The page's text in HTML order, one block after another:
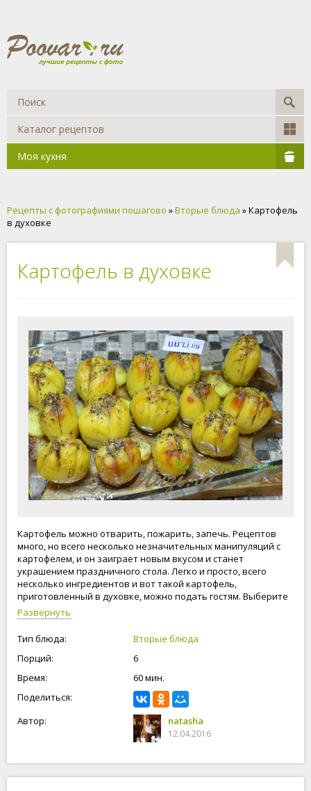
Каталог рецептов
Моя кухня
Рецепты с фотографиями пошагово »Вторые блюда » Картофель
в духовке
Картофель в духовке
Картофель можно отварить, пожарить, запечь. Рецептов
много, но всего несколько незначительных манипуляций с
картофелем, и он заиграет новым вкусом и станет
украшением праздничного стола. Легко и просто, всего
несколько ингредиентов и вот такой картофель,
приготовленный в духовке, можно подать гостям. Выберите
красивую форму и подавайте на стол в форме. Ваши друзья и
родные буду в восторге. Готовьте вместе с нами, будьте
счастливы и любимы!
Развернуть
Тип блюда:
Вторые блюда
Порций:
6
Время:
60 мин.
Поделиться:
Автор:
natasha
12.04.2016